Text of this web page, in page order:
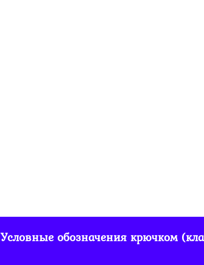
Условные обозначения крючком